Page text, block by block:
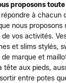
proposons toute
à chacun
nous proposons
vos activités.
et slims stylés,
marque et
tête aux pieds,
entre potes